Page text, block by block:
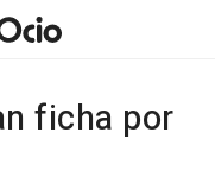
ficha por